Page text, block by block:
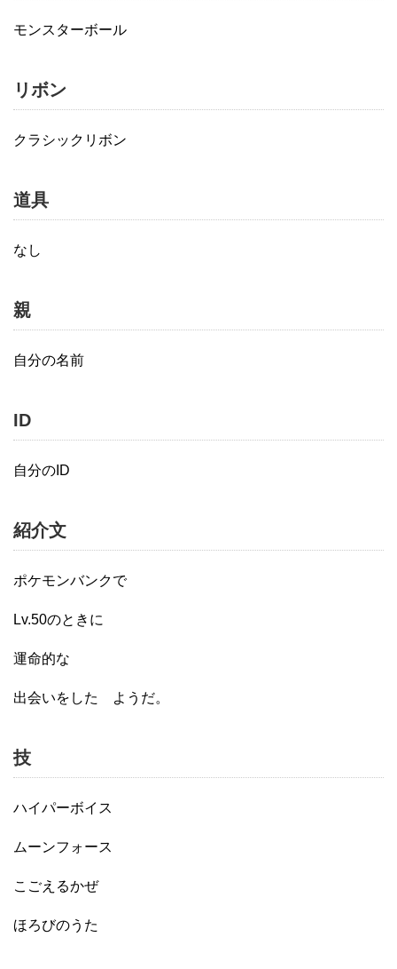
モンスターボール
リボン
クラシックリボン
道具
なし
親
自分の名前
ID
自分のID
紹介文
ポケモンバンクで
Lv.50のときに
運命的な
出会いをした ようだ。
技
ハイパーボイス
ムーンフォース
こごえるかぜ
ほろびのうた